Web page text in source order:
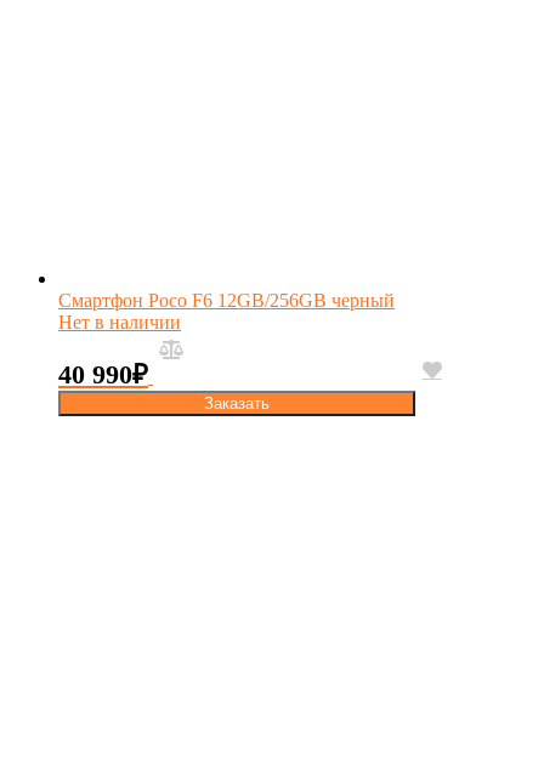
Смартфон Poco F6 12GB/256GB черный
Нет в наличии
40 990₽
Заказать